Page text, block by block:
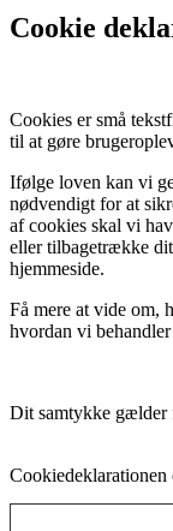
Cookie
Cookies er små
til at gøre
Ifølge loven kan vi
nødvendigt for at
af cookies skal vi
eller tilbagetrække
hjemmeside.
Få mere at vide om,
hvordan vi
Dit samtykke gælder
Cookiedeklarationen